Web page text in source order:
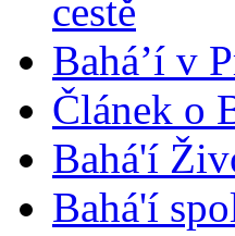
cestě
Bahá’í v
Článek o
Bahá'í
Bahá'í